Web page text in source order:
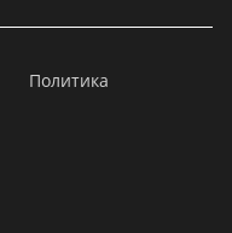
Политика